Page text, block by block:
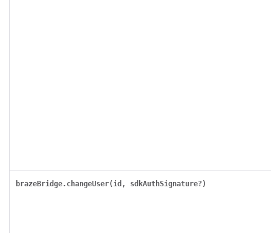
brazeBridge.changeUser(id, sdkAuthSignature?)